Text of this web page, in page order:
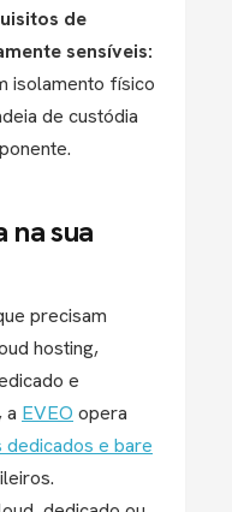
de
sensíveis:
isolamento físico
de custódia
na sua
precisam
hosting,
e
a EVEO opera
e bare